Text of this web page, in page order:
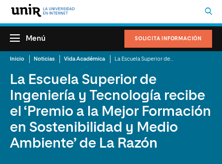
SOLICITA INFORMACIÓN
Menú
Inicio Noticias Vida Académica
La Escuela Superior de
Ingeniería y Tecnología recibe
el ‘Premio a la Mejor Formación
en Sostenibilidad y Medio
Ambiente’ de La Razón